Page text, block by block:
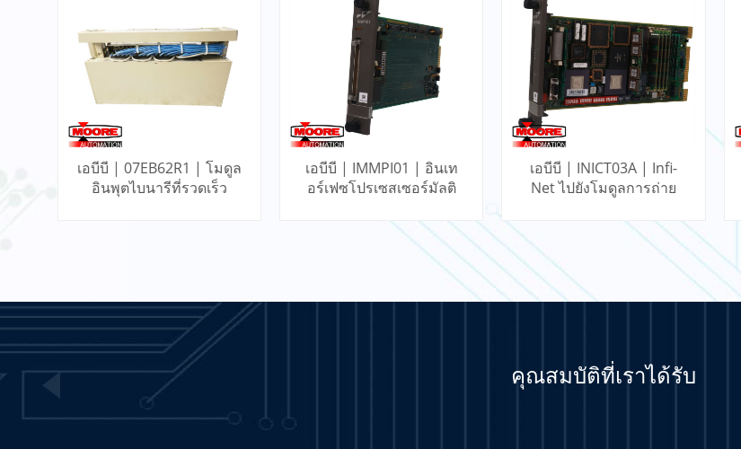
VIBRO METER IQS450
S3960 204-450-000-002-
A1-B21-H5-I0 Signal
อ่านเพิ่มเติม
Assembly / Bently Nevada
อ่านเพิ่มเติม
VIBRO METER TQ402 111-
402-000-013 S3960 A1-B1-
C042-D000-E010-F0-G000-
H10 Proximity
Measurement System
อ่านเพิ่มเติม
21000-28-05-15-027-01-02
Proximity Probe Housing
เอบีบี | 07EB62R1 | โมดูล
อินพุตไบนารีที่รวดเร็ว
เรียนรู้เพิ่มเติม
เอบีบี | IMMPI01 | อินเท
อร์เฟซโปรเซสเซอร์มัลติ
เอบีบี | INICT03A | Infi-
Net ไปยังโมดูลการถ่าย
เรียนรู้เพิ่มเติม
คุณสมบัติที่เราได้รับ